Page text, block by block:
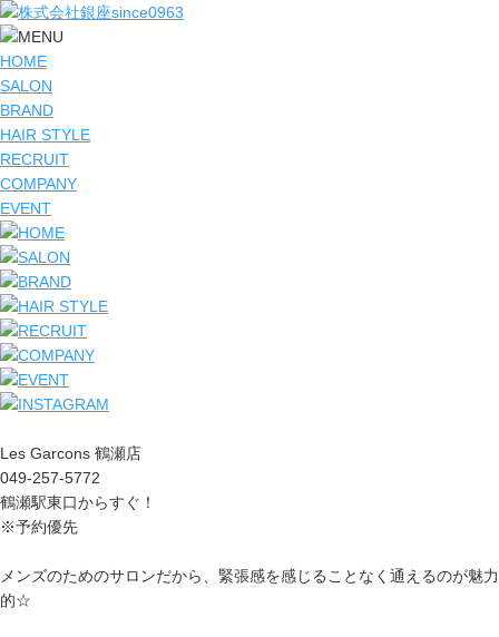
HOME
SALON
BRAND
HAIR STYLE
RECRUIT
COMPANY
EVENT
Les Garcons 鶴瀬店
049-257-5772
鶴瀬駅東口からすぐ！
※予約優先
メンズのためのサロンだから、緊張感を感じることなく通えるのが魅力
的☆